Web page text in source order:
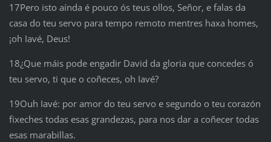
17Pero isto aínda é pouco ós teus ollos, Señor, e falas da
casa do teu servo para tempo remoto mentres haxa homes,
¡oh Iavé, Deus!
18¿Que máis pode engadir David da gloria que concedes ó
teu servo, ti que o coñeces, oh Iavé?
19Ouh Iavé: por amor do teu servo e segundo o teu corazón
fixeches todas esas grandezas, para nos dar a coñecer todas
esas marabillas.